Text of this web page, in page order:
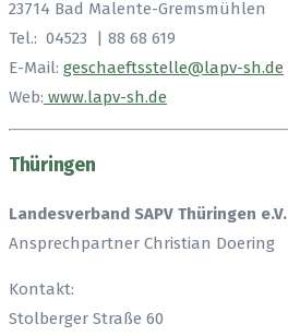
23714 Bad Malente-Gremsmühlen
Tel.: 04523 | 88 68 619
E-Mail: geschaeftsstelle@lapv-sh.de
Web: www.lapv-sh.de
Thüringen
Landesverband SAPV Thüringen e.V.
Ansprechpartner Christian Doering
Kontakt:
Stolberger Straße 60